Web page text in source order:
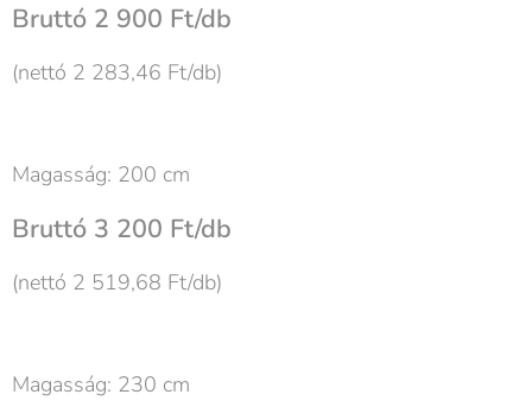
Bruttó 2 900 Ft/db
(nettó 2 283,46 Ft/db)
Magasság: 200 cm
Bruttó 3 200 Ft/db
(nettó 2 519,68 Ft/db)
Magasság: 230 cm